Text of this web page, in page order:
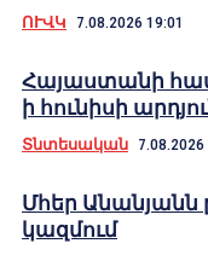
ՈՒՎԿ 7.08.2026 19:01
Հայաստանի
ի հունիսի
Տնտեսական 7.08.2026
Մհեր Անանյանն
կազմում